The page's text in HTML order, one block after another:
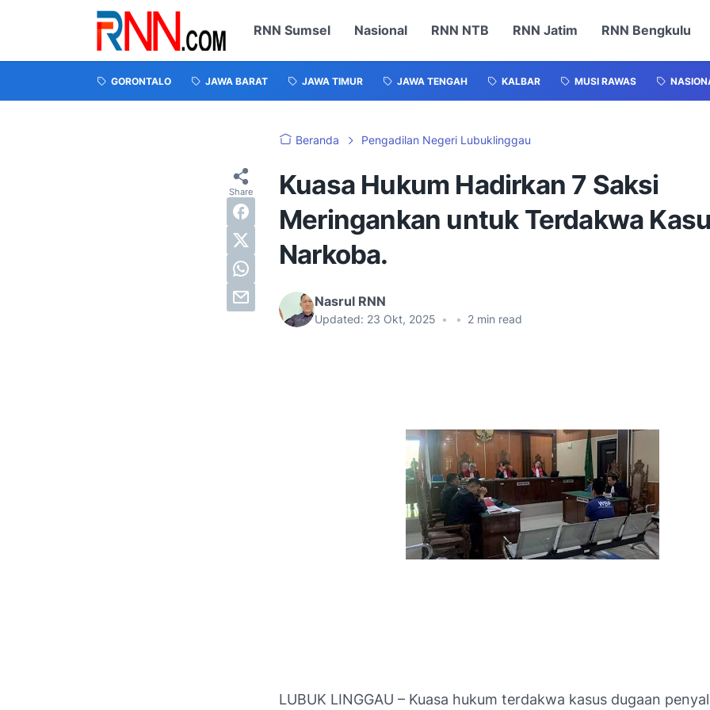
RNN Sumsel Nasional RNN NTB RNN Jatim RNN Bengkulu
GORONTALO JAWA BARAT JAWA TIMUR JAWA TENGAH KALBAR MUSI RAWAS
Beranda Pengadilan Negeri Lubuklinggau
Kuasa Hukum Hadirkan 7 Saksi
Meringankan untuk Terdakwa
Narkoba.
Nasrul RNN
Updated: 23 Okt, 2025 • • 2 min read
LUBUK LINGGAU – Kuasa hukum terdakwa kasus dugaan